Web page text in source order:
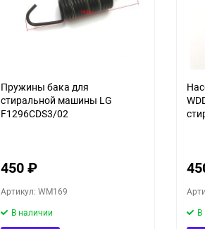
Пружины бака для
стиральной машины LG
F1296CDS3/02
450₽
Артикул: WM169
В наличии
В